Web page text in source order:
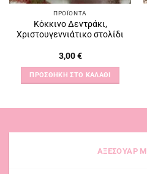
ΠΡΟΪΌΝΤΑ
Κόκκινο Δεντράκι,
Χριστουγεννιάτικο στολίδι
3,00€
ΠΡΟΣΘΉΚΗ ΣΤΟ ΚΑΛΆΘΙ
ΑΞΕΣΟΥΑΡ